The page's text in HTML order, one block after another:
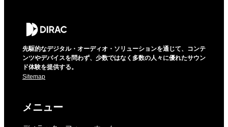
先駆的なデジタル・オーディオ・ソリューションを通じて、コンテ
ンツやデバイスを問わず、少数ではなく多数の人々に優れたサウン
ド体験を提供する。
Sitemap
メニュー